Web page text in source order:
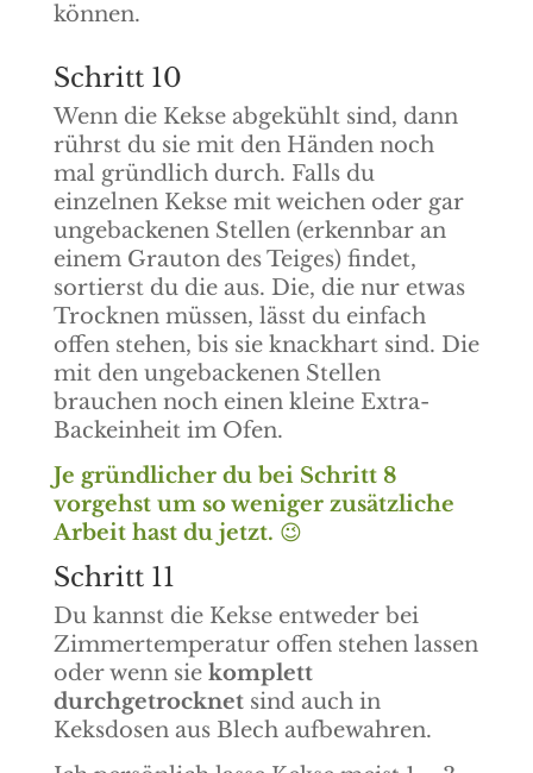
können.
Schritt 10
Wenn die Kekse abgekühlt sind, dann
rührst du sie mit den Händen noch
mal gründlich durch. Falls du
einzelnen Kekse mit weichen oder gar
ungebackenen Stellen (erkennbar an
einem Grauton des Teiges) findet,
sortierst du die aus. Die, die nur etwas
Trocknen müssen, lässt du einfach
offen stehen, bis sie knackhart sind. Die
mit den ungebackenen Stellen
brauchen noch einen kleine Extra-
Backeinheit im Ofen.
Je gründlicher du bei Schritt 8
vorgehst um so weniger zusätzliche
Arbeit hast du jetzt. 😉
Schritt 11
Du kannst die Kekse entweder bei
Zimmertemperatur offen stehen lassen
oder wenn sie komplett
durchgetrocknetsind auch in
Keksdosen aus Blech aufbewahren.